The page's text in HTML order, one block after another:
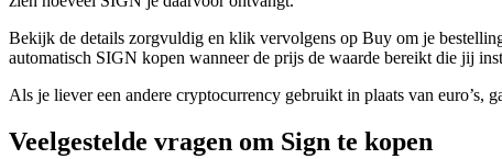
Bekijk de details zorgvuldig en klik vervolgens op Buy om je
automatisch SIGN kopen wanneer de prijs de waarde bereikt die jij
Als je liever een andere cryptocurrency gebruikt in plaats van
Veelgestelde vragen om Sign te kopen